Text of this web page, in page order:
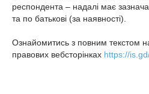
респондента – надалі має
та по батькові (за наявності).
Ознайомитись з повним текстом
правових вебсторінках https://